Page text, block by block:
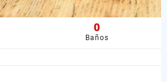
0
Baños